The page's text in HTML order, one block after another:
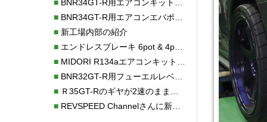
■BNR34GT-R用エアコンキット新発売！！
■BNR34GT-R用エアコンエバポレーターを新発売！！
■新工場内部の紹介
■エンドレスブレーキ 6pot & 4potオーバーホール
■MIDORI R134aエアコンキットタイプⅡ取り付け
■BNR32GT-R用フューエルレベルセンサー新発売！！
■Ｒ35GT-Rのギヤが2速のまま変速しない！！
■REVSPEED Channelさんに新社屋を紹介していただきました!!